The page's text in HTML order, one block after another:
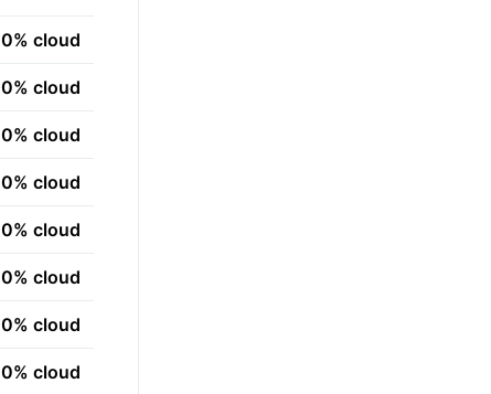
0% cloud
0% cloud
0% cloud
0% cloud
0% cloud
0% cloud
0% cloud
0% cloud